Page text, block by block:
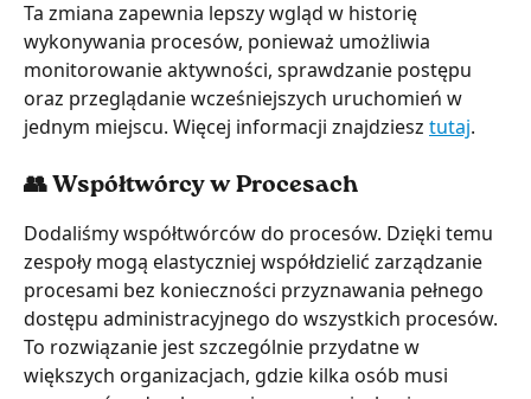
Ta zmiana zapewnia lepszy wgląd w historię
wykonywania procesów, ponieważ umożliwia
monitorowanie aktywności, sprawdzanie postępu
oraz przeglądanie wcześniejszych uruchomień w
jednym miejscu. Więcej informacji znajdziesz tutaj.
👥 Współtwórcy w Procesach
Dodaliśmy współtwórców do procesów. Dzięki temu
zespoły mogą elastyczniej współdzielić zarządzanie
procesami bez konieczności przyznawania pełnego
dostępu administracyjnego do wszystkich procesów.
To rozwiązanie jest szczególnie przydatne w
większych organizacjach, gdzie kilka osób musi